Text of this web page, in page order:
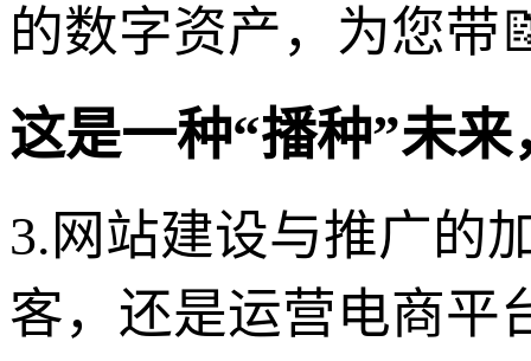
的数字资产，为您带
这是一种“播种”未
3.网站建设与推广的
客，还是运营电商平